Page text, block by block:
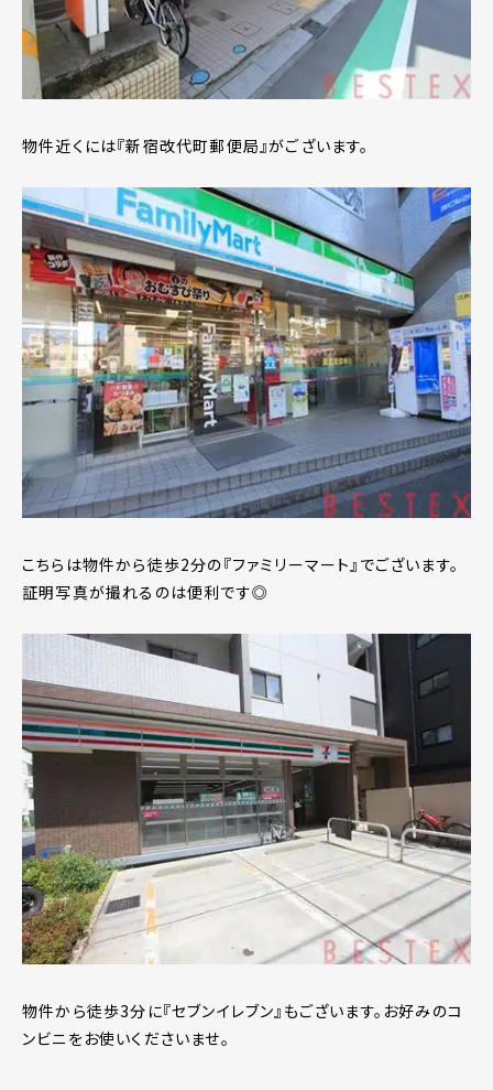
物件近くには『新宿改代町郵便局』がございます。
こちらは物件から徒歩2分の『ファミリーマート』でございます。
証明写真が撮れるのは便利です◎
物件から徒歩3分に『セブンイレブン』もございます。お好みのコ
ンビニをお使いくださいませ。